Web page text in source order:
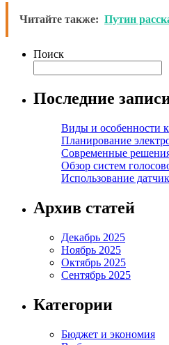
Читайте также: Путин
Поиск
Последние
Виды и особенности
Планирование
Современные
Обзор систем
Использование
Архив статей
Декабрь 2025
Ноябрь 2025
Октябрь 2025
Сентябрь 2025
Категории
Бюджет и экономия